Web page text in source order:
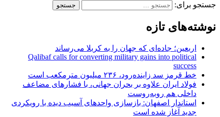
جستجو برای:
نوشته‌های تازه
اربعین؛ جاده‌ای که جهان را به کربلا می‌رساند
Qalibaf calls for converting military gains into political
success
خط قرمز سد زاینده‌رود، ۲۳۶ میلیون مترمکعب است
فولاد ایران علاوه بر بحران جهانی، با فشارهای مضاعف
داخلی هم روبه‌روست
استاندار اصفهان: بازسازی واحدهای آسیب دیده با رویکردی
جدید آغاز شده است